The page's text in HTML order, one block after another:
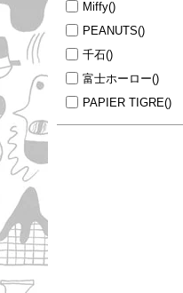
Miffy()
PEANUTS()
千石()
富士ホーロー()
PAPIER TIGRE()